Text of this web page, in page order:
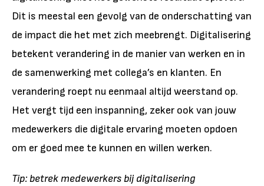
Dit is meestal een gevolg van de onderschatting van
de impact die het met zich meebrengt. Digitalisering
betekent verandering in de manier van werken en in
de samenwerking met collega’s en klanten. En
verandering roept nu eenmaal altijd weerstand op.
Het vergt tijd een inspanning, zeker ook van jouw
medewerkers die digitale ervaring moeten opdoen
om er goed mee te kunnen en willen werken.
Tip: betrek medewerkers bij digitalisering